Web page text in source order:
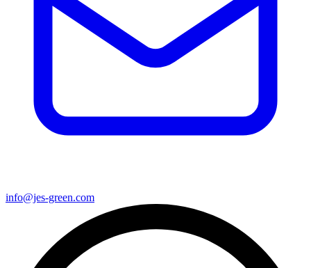
info@jes-green.com